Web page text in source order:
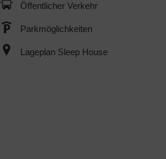
Öffentlicher Verkehr
Parkmöglichkeiten
Lageplan Sleep House